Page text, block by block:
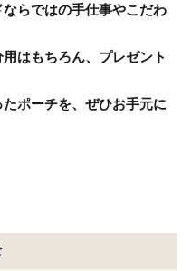
らではの手仕事やこだわ
はもちろん、プレゼント
ポーチを、ぜひお手元に